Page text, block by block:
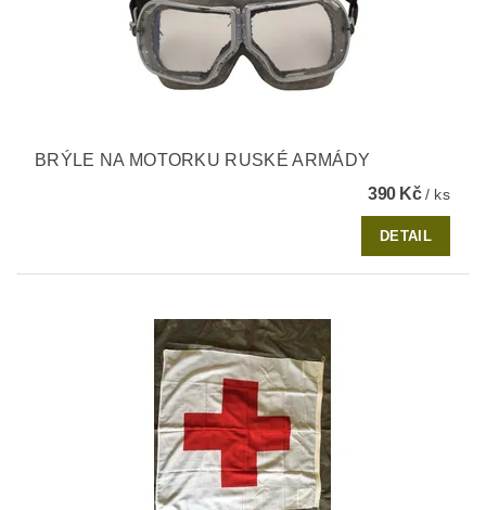
BRÝLE NA MOTORKU RUSKÉ ARMÁDY
390 Kč/ ks
DETAIL